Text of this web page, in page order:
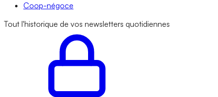
Coop-négoce
Tout l'historique de vos newsletters quotidiennes